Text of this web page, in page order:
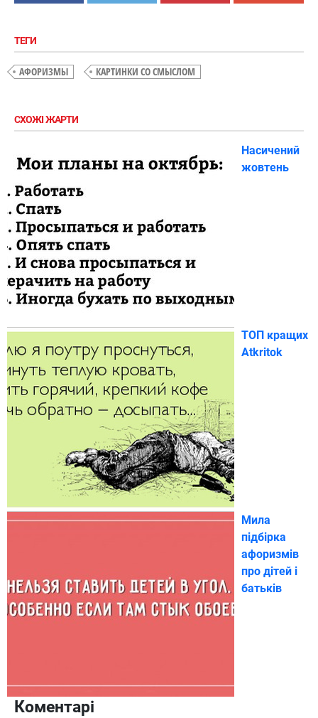
ТЕГИ
АФОРИЗМЫ КАРТИНКИ СО СМЫСЛОМ
СХОЖІ ЖАРТИ
Насичений
жовтень
ТОП кращих
Atkritok
Мила
підбірка
афоризмів
про дітей і
батьків
Коментарі